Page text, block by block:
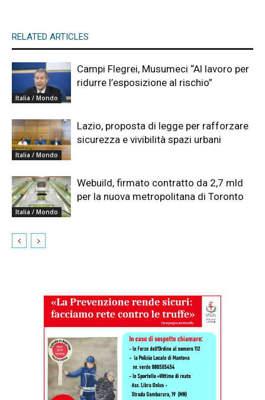
RELATED ARTICLES
Italia / Mondo
Campi Flegrei, Musumeci “Al lavoro per
ridurre l’esposizione al rischio”
Italia / Mondo
Lazio, proposta di legge per rafforzare
sicurezza e vivibilità spazi urbani
Italia / Mondo
Webuild, firmato contratto da 2,7 mld
per la nuova metropolitana di Toronto